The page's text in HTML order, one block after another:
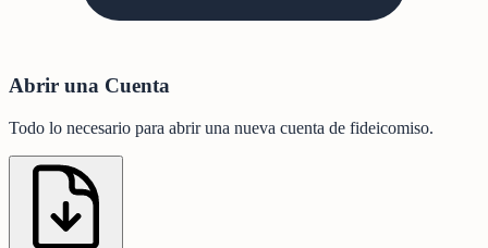
Abrir una Cuenta
Todo lo necesario para abrir una nueva cuenta de fideicomiso.